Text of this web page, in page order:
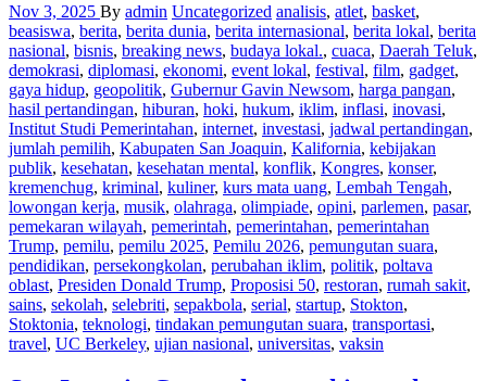
Nov 3, 2025 By admin Uncategorized analisis, atlet, basket,
beasiswa, berita, berita dunia, berita internasional, berita lokal, berita
nasional, bisnis, breaking news, budaya lokal., cuaca, Daerah Teluk,
demokrasi, diplomasi, ekonomi, event lokal, festival, film, gadget,
gaya hidup, geopolitik, Gubernur Gavin Newsom, harga pangan,
hasil pertandingan, hiburan, hoki, hukum, iklim, inflasi, inovasi,
Institut Studi Pemerintahan, internet, investasi, jadwal pertandingan,
jumlah pemilih, Kabupaten San Joaquin, Kalifornia, kebijakan
publik, kesehatan, kesehatan mental, konflik, Kongres, konser,
kremenchug, kriminal, kuliner, kurs mata uang, Lembah Tengah,
lowongan kerja, musik, olahraga, olimpiade, opini, parlemen, pasar,
pemekaran wilayah, pemerintah, pemerintahan, pemerintahan
Trump, pemilu, pemilu 2025, Pemilu 2026, pemungutan suara,
pendidikan, persekongkolan, perubahan iklim, politik, poltava
oblast, Presiden Donald Trump, Proposisi 50, restoran, rumah sakit,
sains, sekolah, selebriti, sepakbola, serial, startup, Stokton,
Stoktonia, teknologi, tindakan pemungutan suara, transportasi,
travel, UC Berkeley, ujian nasional, universitas, vaksin